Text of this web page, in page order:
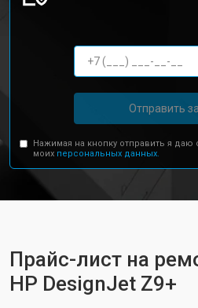
Отправить
Нажимая на кнопку отправить я даю
моих персональных данных.
Прайс-лист на
HP DesignJet Z9+